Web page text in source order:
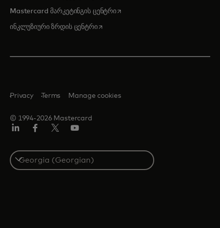
Mastercard მარკეტინგის ცენტრიopens in a new tab
ინკლუზიური ზრდის ცენტრიopens in a new tab
© 1994-2026 Mastercard
Privacy Terms Manage cookies
Select
a
country